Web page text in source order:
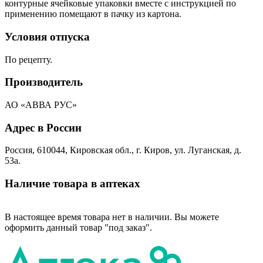
контурные ячейковые упаковки вместе с инструкцией по
применению помещают в пачку из картона.
Условия отпуска
По рецепту.
Производитель
АО «АВВА РУС»
Адрес в России
Россия, 610044, Кировская обл., г. Киров, ул. Луганская, д.
53а.
Наличие товара в аптеках
В настоящее время товара нет в наличии. Вы можете
оформить данный товар "под заказ".